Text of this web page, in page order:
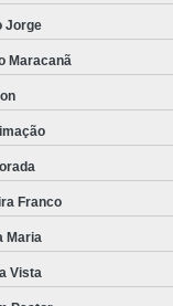
Jorge
Maracanã
Franco
Maria
Vista